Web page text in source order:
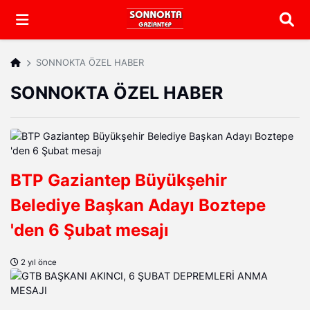
Arama
SONNOKTA ÖZEL HABER
SONNOKTA ÖZEL HABER
BTP Gaziantep Büyükşehir
Belediye Başkan Adayı Boztepe
'den 6 Şubat mesajı
2 yıl önce